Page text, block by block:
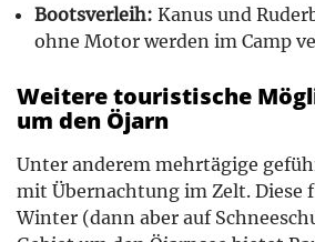
Bootsverleih: Kanus und
ohne Motor werden im Camp
Weitere touristische
um den Öjarn
Unter anderem mehrtägige
mit Übernachtung im Zelt. Diese
Winter (dann aber auf